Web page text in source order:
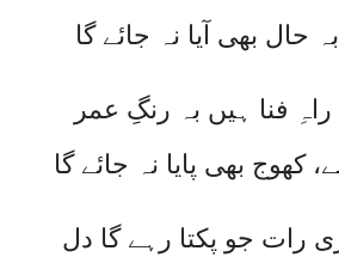
حال بھی آیا نہ جائے گا
فنا ہیں بہ رنگِ عمر
کھوج بھی پایا نہ جائے گا
رات جو پکتا رہے گا دل